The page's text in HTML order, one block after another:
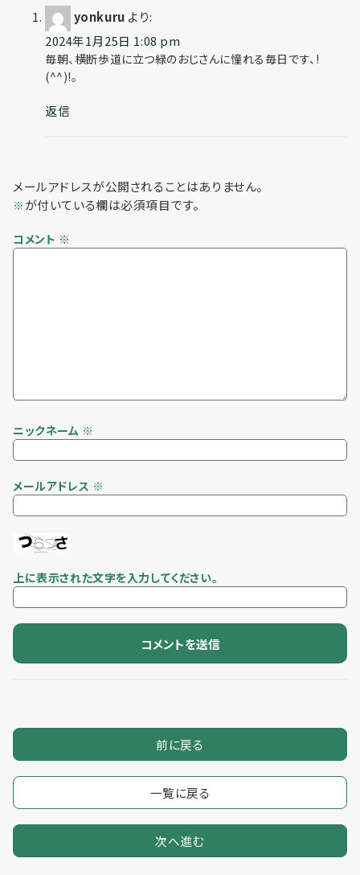
yonkuru より:
2024年1月25日 1:08 pm
毎朝、横断歩道に立つ緑のおじさんに憧れる毎日です、!
(^^)!。
返信
メールアドレスが公開されることはありません。
※ が付いている欄は必須項目です。
コメント ※
ニックネーム ※
メールアドレス ※
上に表示された文字を入力してください。
前に戻る
一覧に戻る
次へ進む